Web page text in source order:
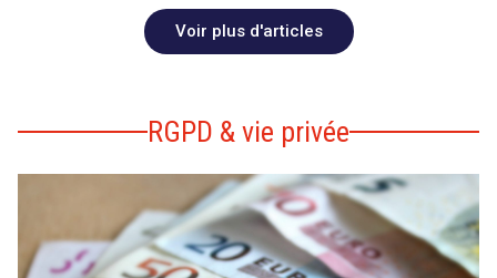
Voir plus d'articles
RGPD & vie privée